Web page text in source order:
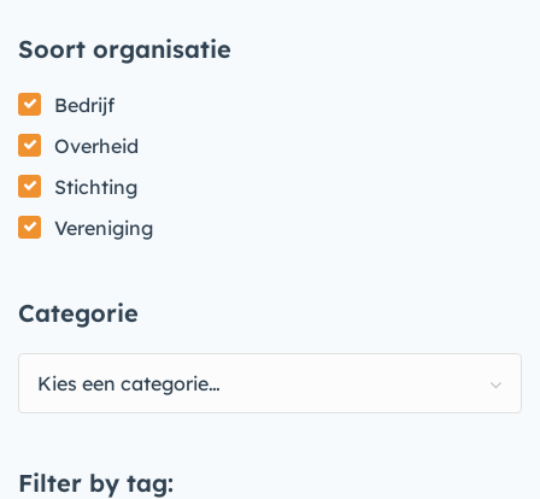
Soort organisatie
Bedrijf
Overheid
Stichting
Vereniging
Categorie
Kies een categorie…
Filter by tag: